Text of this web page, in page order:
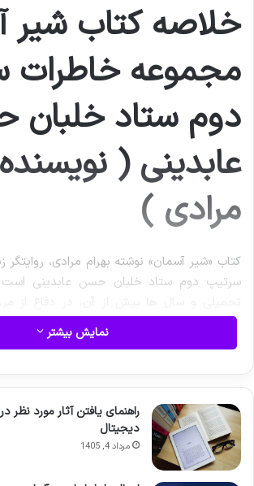
خلاصه کتاب شیر
مجموعه خاطرات
دوم ستاد
عابدینی (
مرادی )
کتاب «شیر آسمان» نوشته بهرام مرادی،
سرتیپ دوم ستاد خلبان حسن عابدینی
تحمیلی و سال ها پیش از آن، در دفاع از
نقش آفرینی کرده است. این اثر ارزشمند،
تجربیات زیسته این قهرمان هوانیروز می
نمایش بیشتر
راهنمای یافتن آثار مورد نظر
دیجیتال
مرداد 4, 1405